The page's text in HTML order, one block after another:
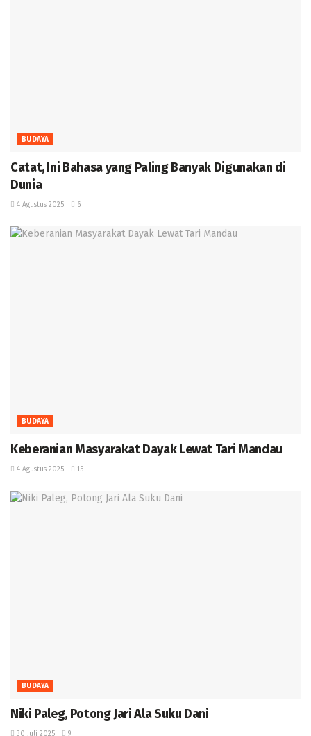
BUDAYA
‎Catat, Ini Bahasa yang Paling Banyak Digunakan di
Dunia ‎
4 Agustus 2025 6
BUDAYA
Keberanian Masyarakat Dayak Lewat Tari Mandau ‎
4 Agustus 2025 15
BUDAYA
Niki Paleg, Potong Jari Ala Suku Dani
30 Juli 2025 9